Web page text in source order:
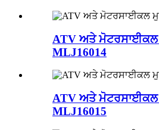
ATV ਅਤੇ
MLJ16014
ATV ਅਤੇ
MLJ16015